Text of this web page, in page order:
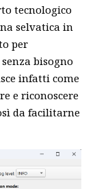
tecnologico
selvatica in
per
bisogno
infatti come
e riconoscere
da facilitarne